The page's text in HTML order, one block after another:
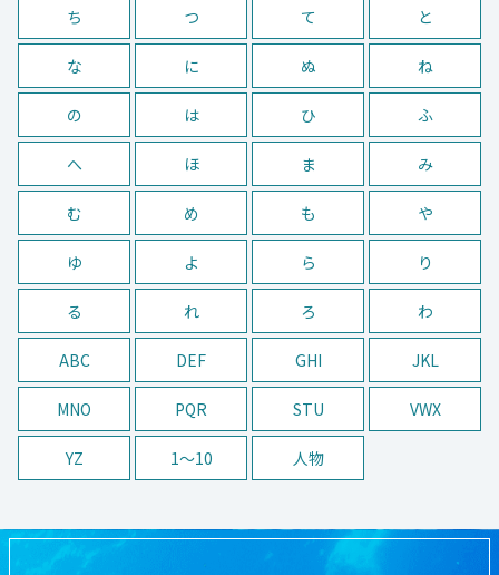
ち つ て と
な に ぬ ね
の は ひ ふ
へ ほ ま み
む め も や
ゆ よ ら り
る れ ろ わ
ABC DEF GHI JKL
MNO PQR STU VWX
YZ 1〜10 人物